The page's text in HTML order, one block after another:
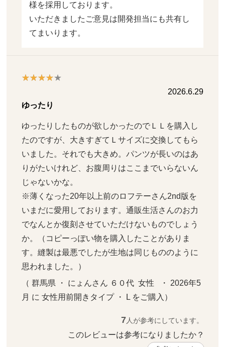
様を採用しております。
いただきましたご意見は開発担当にも共有し
てまいります。
2026.6.29
ゆったり
ゆったりしたものが欲しかったのでＬＬを購入し
たのですが、大きすぎてＬサイズに交換してもら
いました。それでも大きめ。パンツが長いのはあ
りがたいけれど、お腹周りはここまでいらないん
じゃないかな。
※薄くなった20年以上前のロフテーさん2nd版を
いまだに愛用しております。通販生活さんのお力
でなんとか復刻させていただけないものでしょう
か。（コピーっぽい物を購入したことがありま
す。縫製は最悪でしたが生地は同じもののように
思われました。）
（ 群馬県 ・ にょんさん ６０代  女性   ・ 2026年5
月 に 女性用前開きタイプ ・ L をご購入）
7人が参考にしています。
このレビューは参考になりましたか？